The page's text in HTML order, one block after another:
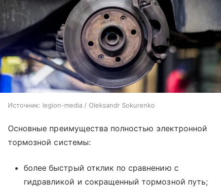
Источник: legion-media / Oleksandr Sokurenko
Основные преимущества полностью электронной
тормозной системы:
­более быстрый отклик по сравнению с
гидравликой и сокращенный тормозной путь;